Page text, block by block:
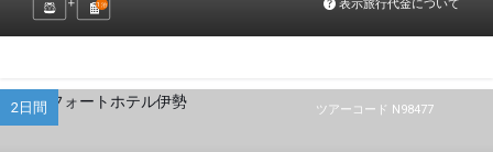
1 泊 表示旅行代金について
ツアーコード N98477
2日間